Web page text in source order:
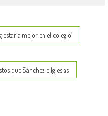
estaría mejor en el colegio’
que Sánchez e Iglesias